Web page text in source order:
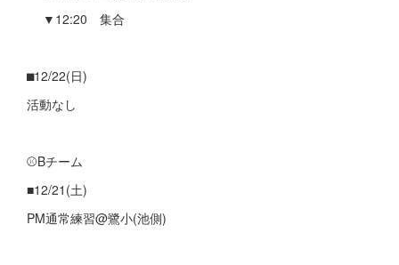
▼12:20 集合
⬛︎12/22(日)
活動なし
⚾Bチーム
■12/21(土)
PM通常練習@鷺小(池側)